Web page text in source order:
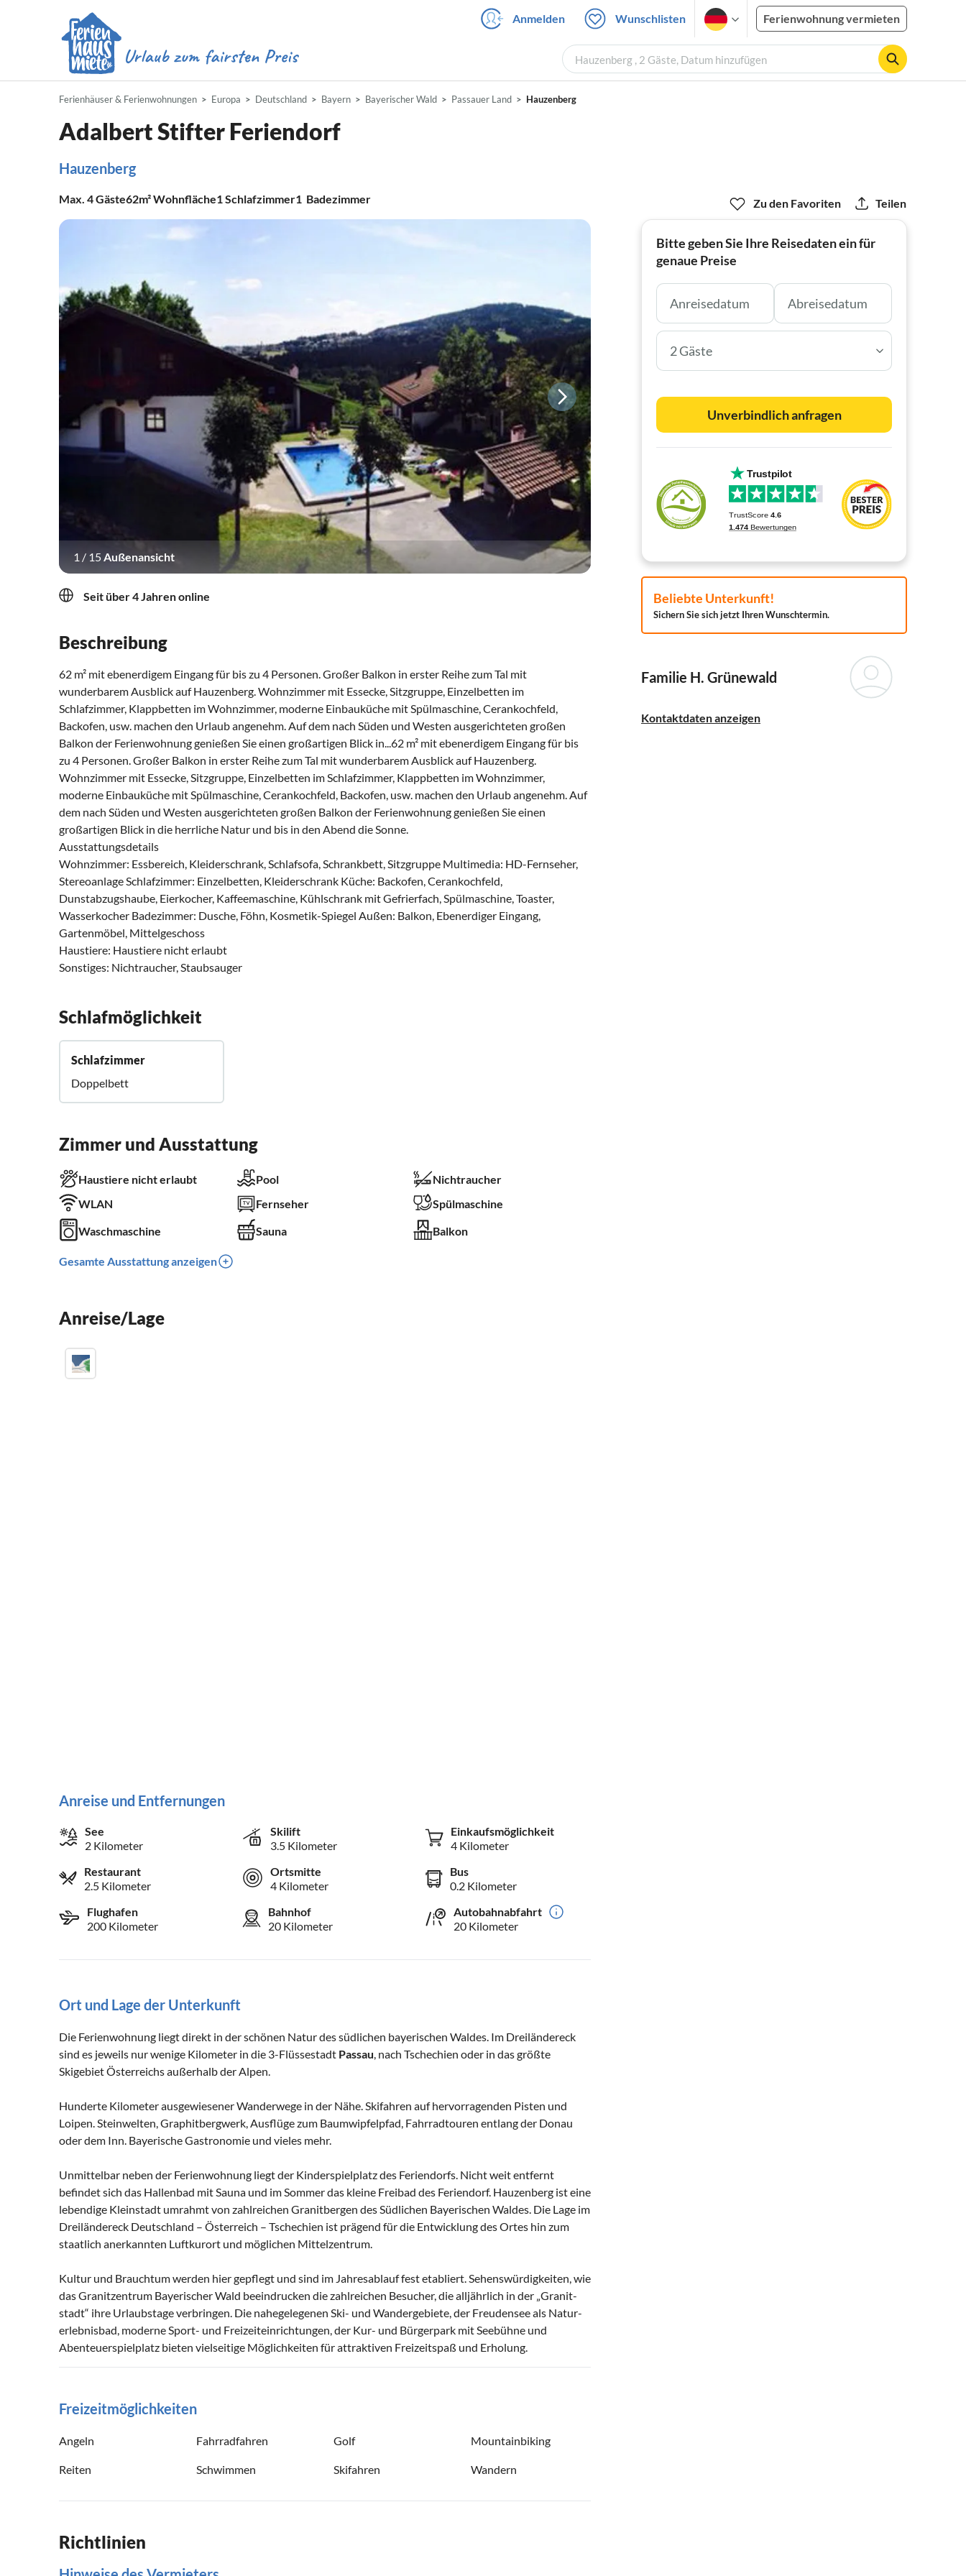
Anmelden Wunschlisten Ferienwohnung vermieten
Hauzenberg , 2 Gäste, Datum hinzufügen
Ferienhäuser & Ferienwohnungen Europa Deutschland Bayern Bayerischer Wald Passauer Land Hauzenberg
Adalbert Stifter Feriendorf
Hauzenberg
Max. 4Gäste62m²Wohnfläche1Schlafzimmer1 Badezimmer
1 / 15Außenansicht
Seit über 4 Jahren online
Beschreibung
62 m² mit ebenerdigem Eingang für bis zu 4 Personen. Großer Balkon in erster Reihe zum Tal mit
wunderbarem Ausblick auf Hauzenberg. Wohnzimmer mit Essecke, Sitzgruppe, Einzelbetten im
Schlafzimmer, Klappbetten im Wohnzimmer, moderne Einbauküche mit Spülmaschine, Cerankochfeld,
Backofen, usw. machen den Urlaub angenehm. Auf dem nach Süden und Westen ausgerichteten großen
Balkon der Ferienwohnung genießen Sie einen großartigen Blick in...62 m² mit ebenerdigem Eingang für bis
zu 4 Personen. Großer Balkon in erster Reihe zum Tal mit wunderbarem Ausblick auf Hauzenberg.
Wohnzimmer mit Essecke, Sitzgruppe, Einzelbetten im Schlafzimmer, Klappbetten im Wohnzimmer,
moderne Einbauküche mit Spülmaschine, Cerankochfeld, Backofen, usw. machen den Urlaub angenehm. Auf
dem nach Süden und Westen ausgerichteten großen Balkon der Ferienwohnung genießen Sie einen
großartigen Blick in die herrliche Natur und bis in den Abend die Sonne.
Ausstattungsdetails
Wohnzimmer: Essbereich, Kleiderschrank, Schlafsofa, Schrankbett, Sitzgruppe Multimedia: HD-Fernseher,
Stereoanlage Schlafzimmer: Einzelbetten, Kleiderschrank Küche: Backofen, Cerankochfeld,
Dunstabzugshaube, Eierkocher, Kaffeemaschine, Kühlschrank mit Gefrierfach, Spülmaschine, Toaster,
Wasserkocher Badezimmer: Dusche, Föhn, Kosmetik-Spiegel Außen: Balkon, Ebenerdiger Eingang,
Gartenmöbel, Mittelgeschoss
Haustiere: Haustiere nicht erlaubt
Sonstiges: Nichtraucher, Staubsauger
Schlafmöglichkeit
Schlafzimmer
Doppelbett
Zimmer und Ausstattung
Haustiere nicht erlaubt Pool
Nichtraucher
WLAN
Fernseher
Spülmaschine
Waschmaschine
Sauna Balkon
Gesamte Ausstattung anzeigen
Anreise/Lage
Anreise und Entfernungen
See
2 Kilometer
Skilift
3.5 Kilometer
Einkaufsmöglichkeit
4 Kilometer
Restaurant
2.5 Kilometer
Ortsmitte
4 Kilometer
Bus
0.2 Kilometer
Flughafen
200 Kilometer
Bahnhof
20 Kilometer
Autobahnabfahrt
20 Kilometer
Ort und Lage der Unterkunft
Die Ferienwohnung liegt direkt in der schönen Natur des südlichen bayerischen Waldes. Im Dreiländereck
sind es jeweils nur wenige Kilometer in die 3-Flüssestadt Passau , nach Tschechien oder in das größte
Skigebiet Österreichs außerhalb der Alpen.
Hunderte Kilometer ausgewiesener Wanderwege in der Nähe. Skifahren auf hervorragenden Pisten und
Loipen. Steinwelten, Graphitbergwerk, Ausflüge zum Baumwipfelpfad, Fahrradtouren entlang der Donau
oder dem Inn. Bayerische Gastronomie und vieles mehr.
Unmittelbar neben der Ferienwohnung liegt der Kinderspielplatz des Feriendorfs. Nicht weit entfernt
befindet sich das Hallenbad mit Sauna und im Sommer das kleine Freibad des Feriendorf. Hauzenberg ist eine
lebendige Kleinstadt umrahmt von zahlreichen Granitbergen des Südlichen Bayerischen Waldes. Die Lage im
Dreiländereck Deutschland – Österreich – Tschechien ist prägend für die Entwicklung des Ortes hin zum
staatlich anerkannten Luftkurort und möglichen Mittelzentrum.
Kultur und Brauchtum werden hier gepflegt und sind im Jahresablauf fest etabliert. Sehens­würdigkeiten, wie
das Granitzentrum Bayerischer Wald beeindrucken die zahl­reichen Besucher, die all­jährlich in der „Granit­
stadt“ ihre Urlaubs­tage ver­bringen. Die nahe­gelegenen Ski- und Wander­gebiete, der Freudensee als Natur­
erlebnis­bad, moderne Sport- und Freizeit­einrichtungen, der Kur- und Bürger­park mit Seebühne und
Abenteuer­spielplatz bieten viel­seitige Möglichkeiten für attraktiven Freizeitspaß und Erholung.
Freizeitmöglichkeiten
Angeln Fahrradfahren Golf Mountainbiking
Reiten Schwimmen Skifahren Wandern
Richtlinien
Zu den Favoriten Teilen
Bitte geben Sie Ihre Reisedaten ein für
genaue Preise
2 Gäste
Unverbindlich anfragen
Beliebte Unterkunft!
Sichern Sie sich jetzt Ihren Wunschtermin.
Familie H. Grünewald
Kontaktdaten anzeigen